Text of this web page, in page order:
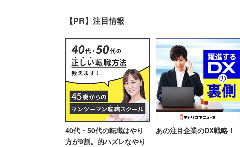
大きくなり、教育費がかかるので、私も働
「（扶養控除のハードルが）年収200万くら
神奈川県の40代女性（IT関連/世帯年収1400
も3人（小1、年中、1歳）と暮らしている。
ませんが、平均より遅く産んでいるため、3
う」「現在の世帯年収では、3人を私立大学
不安を語っていた。
※アンケート概要
【PR】注目情報
40代・50代の転職はやり
方が9割。的ハズレなやり
あの注目企業のDX戦略！